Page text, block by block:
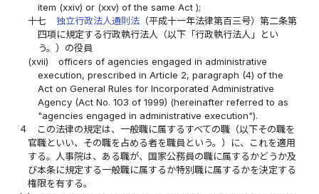
item (xxiv) or (xxv) of the same Act );
十七
独立行政法人通則法（平成十一年法律第百三号）第二条第
四項に規定する行政執行法人（以下「行政執行法人」とい
う。）の役員
(xvii)
officers of agencies engaged in administrative
execution, prescribed in Article 2, paragraph (4) of the
Act on General Rules for Incorporated Administrative
Agency (Act No. 103 of 1999) (hereinafter referred to as
"agencies engaged in administrative execution").
４
この法律の規定は、一般職に属するすべての職（以下その職を
官職といい、その職を占める者を職員という。）に、これを適用
する。人事院は、ある職が、国家公務員の職に属するかどうか及
び本条に規定する一般職に属するか特別職に属するかを決定する
権限を有する。